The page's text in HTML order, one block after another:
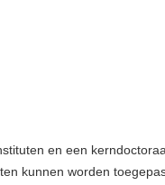
en een
kunnen worden